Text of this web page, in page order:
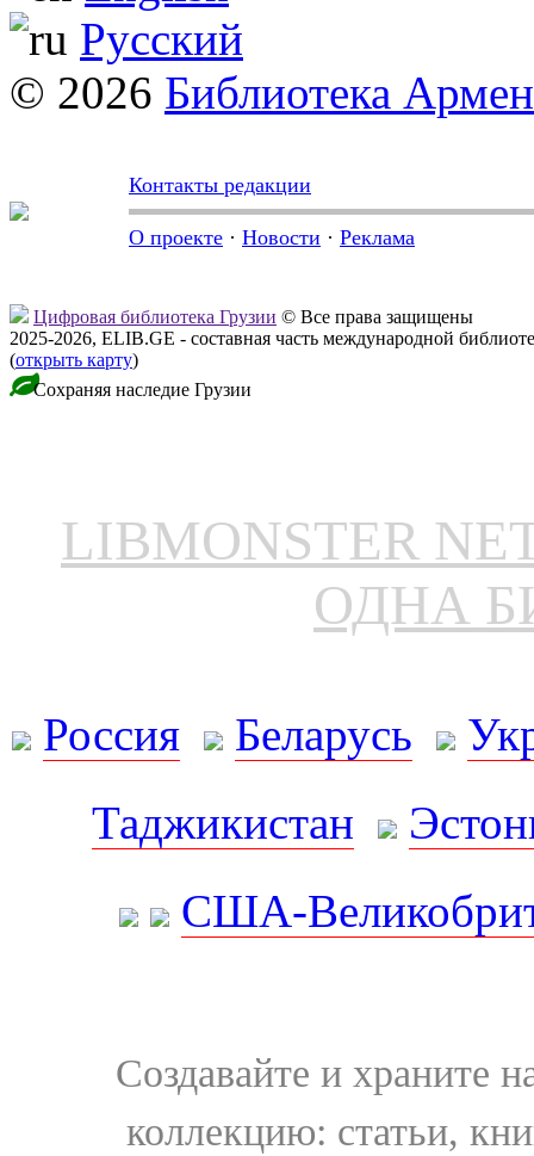
Русский
© 2026 Библиотека
Контакты редакции
О проекте · Новости · Реклама
Цифровая библиотека Грузии © Все права защищены
2025-2026, ELIB.GE - составная часть международной
(открыть карту)
Сохраняя наследие Грузии
LIBMONSTER
ОДНА
Россия Беларусь
Таджикистан
США-
Создавайте и храните
коллекцию: статьи,